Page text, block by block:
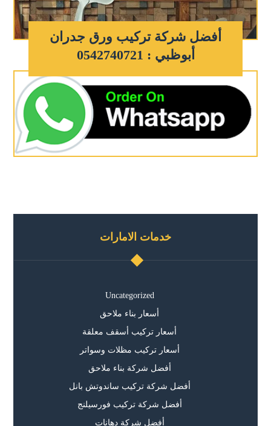
أفضل شركة تركيب ورق جدران
أبوظبي : 0542740721
خدمات الامارات
Uncategorized
أسعار بناء ملاحق
أسعار تركيب أسقف معلقة
أسعار تركيب مظلات وسواتر
أفضل شركة بناء ملاحق
أفضل شركة تركيب ساندوتش بانل
أفضل شركة تركيب فورسيلنج
أفضل شركة دهانات